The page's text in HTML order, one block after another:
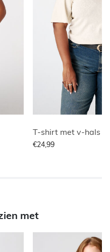
T-shirt met v-hals
€24,99
met